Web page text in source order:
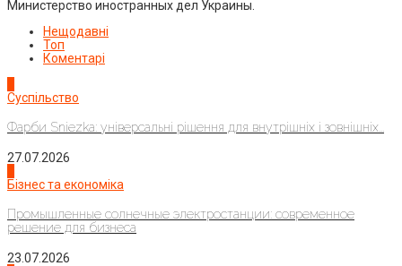
Министерство иностранных дел Украины.
Нещодавні
Топ
Коментарі
Суспільство
Фарби Sniezka: універсальні рішення для внутрішніх і зовнішніх...
27.07.2026
Бізнес та економіка
Промышленные солнечные электростанции: современное
решение для бизнеса
23.07.2026